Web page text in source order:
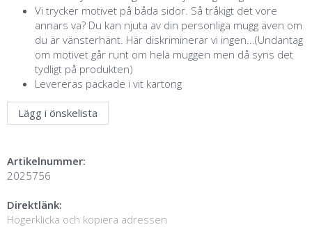
Vi trycker motivet på båda sidor. Så tråkigt det vore
annars va? Du kan njuta av din personliga mugg även om
du är vänsterhänt. Här diskriminerar vi ingen...(Undantag
om motivet går runt om hela muggen men då syns det
tydligt på produkten)
Levereras packade i vit kartong
Lägg i önskelista
Artikelnummer:
2025756
Direktlänk:
Högerklicka och kopiera adressen